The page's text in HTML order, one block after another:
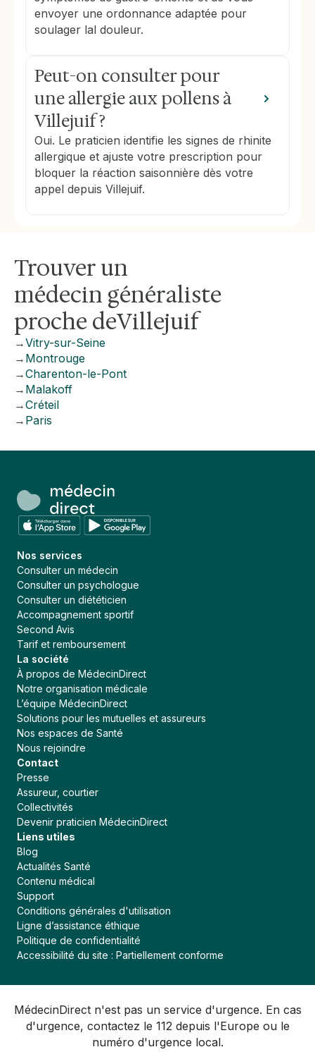
envoyer une ordonnance adaptée pour
soulager lal douleur.
Peut-on consulter pour
une allergie aux pollens à
Villejuif ?
Oui. Le praticien identifie les signes de rhinite
allergique et ajuste votre prescription pour
bloquer la réaction saisonnière dès votre
appel depuis Villejuif.
Trouver un
médecin généraliste
proche deVillejuif
→Vitry-sur-Seine
→ Montrouge
→Charenton-le-Pont
→ Malakoff
→Créteil
→ Paris
Nos services
Consulter un médecin
Consulter un psychologue
Consulter un diététicien
Accompagnement sportif
Second Avis
Tarif et remboursement
La société
À propos de MédecinDirect
Notre organisation médicale
L’équipe MédecinDirect
Solutions pour les mutuelles et assureurs
Nos espaces de Santé
Nous rejoindre
Contact
Presse
Assureur, courtier
Collectivités
Devenir praticien MédecinDirect
Liens utiles
Blog
Actualités Santé
Contenu médical
Support
Conditions générales d'utilisation
Ligne d’assistance éthique
Politique de confidentialité
Accessibilité du site : Partiellement conforme
MédecinDirect n'est pas un service d'urgence. En cas
d'urgence, contactez le 112 depuis l'Europe ou le
numéro d'urgence local.